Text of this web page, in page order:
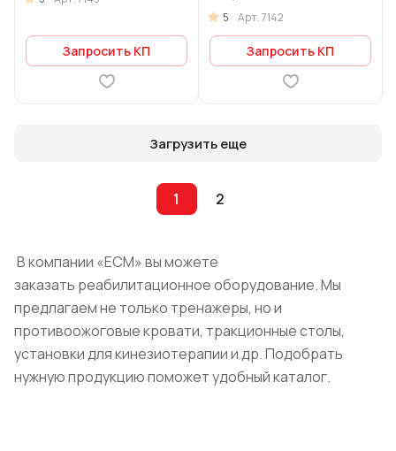
Запросить КП
5 Арт.7142
Запросить КП
Загрузить еще
1 2
В компании «ЕСМ» вы можете
заказать реабилитационное оборудование. Мы
предлагаем не только тренажеры, но и
противоожоговые кровати, тракционные столы,
установки для кинезиотерапии и др. Подобрать
нужную продукцию поможет удобный каталог.